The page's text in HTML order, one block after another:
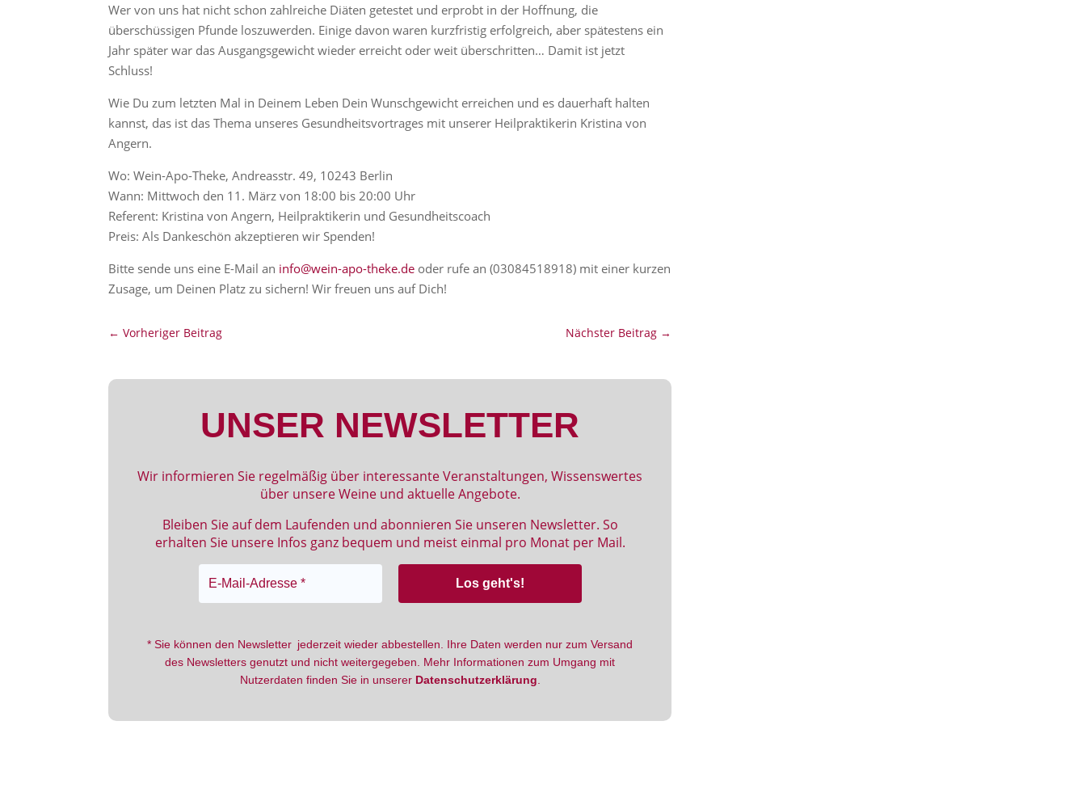
Wer von uns hat nicht schon zahlreiche Diäten getestet und erprobt in der Hoffnung, die
überschüssigen Pfunde loszuwerden. Einige davon waren kurzfristig erfolgreich, aber spätestens ein
Jahr später war das Ausgangsgewicht wieder erreicht oder weit überschritten… Damit ist jetzt
Schluss!
Wie Du zum letzten Mal in Deinem Leben Dein Wunschgewicht erreichen und es dauerhaft halten
kannst, das ist das Thema unseres Gesundheitsvortrages mit unserer Heilpraktikerin Kristina von
Angern.
Wo: Wein-Apo-Theke, Andreasstr. 49, 10243 Berlin
Wann: Mittwoch den 11. März von 18:00 bis 20:00 Uhr
Referent: Kristina von Angern, Heilpraktikerin und Gesundheitscoach
Preis: Als Dankeschön akzeptieren wir Spenden!
Bitte sende uns eine E-Mail an info@wein-apo-theke.de oder rufe an (03084518918) mit einer kurzen
Zusage, um Deinen Platz zu sichern! Wir freuen uns auf Dich!
←Vorheriger Beitrag Nächster Beitrag →
UNSER NEWSLETTER
Wir informieren Sie regelmäßig über interessante Veranstaltungen, Wissenswertes
über unsere Weine und aktuelle Angebote.
Bleiben Sie auf dem Laufenden und abonnieren Sie unseren Newsletter. So
erhalten Sie unsere Infos ganz bequem und meist einmal pro Monat per Mail.
* Sie können den Newsletter jederzeit wieder abbestellen. Ihre Daten werden nur zum Versand
des Newsletters genutzt und nicht weitergegeben. Mehr Informationen zum Umgang mit
Nutzerdaten finden Sie in unserer Datenschutzerklärung